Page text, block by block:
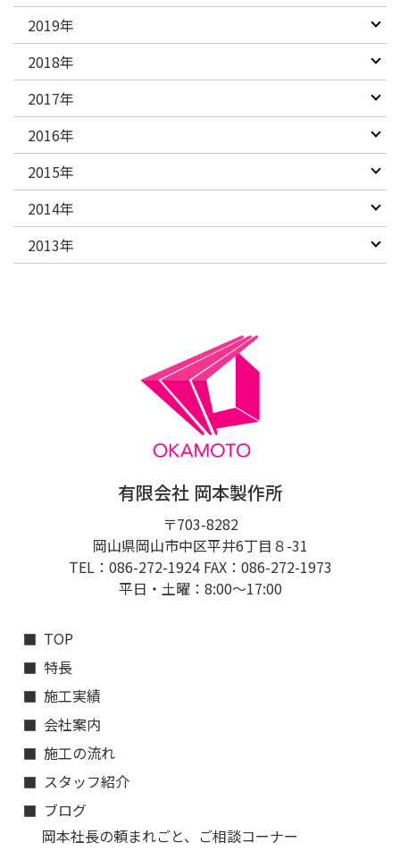
2019年
2018年
2017年
2016年
2015年
2014年
2013年
有限会社 岡本製作所
〒703-8282
岡山県岡山市中区平井6丁目８-31
TEL：086-272-1924 FAX：086-272-1973
平日・土曜：8:00〜17:00
TOP
特長
施工実績
会社案内
施工の流れ
スタッフ紹介
ブログ
岡本社長の頼まれごと、ご相談コーナー